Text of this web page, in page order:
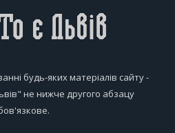
будь-яких матеріалів сайту -
не нижче другого абзацу